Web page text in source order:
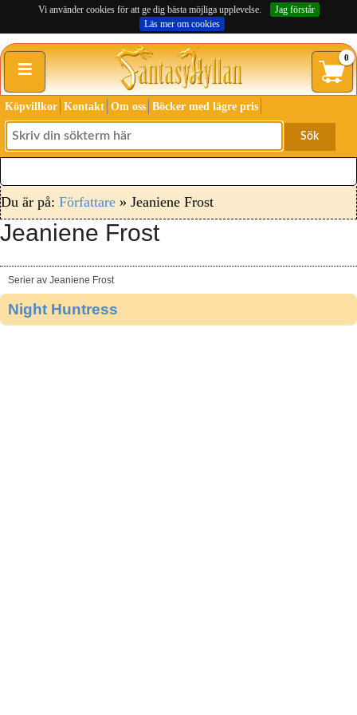
Vi använder cookies för att ge dig bästa möjliga upplevelse.
Jag förstår
Läs mer om cookies
≡ 0
Köpvillkor Kontakt Om oss Böcker med lägre pris
Sök
Du är på: Författare » Jeaniene Frost
Jeaniene Frost
Serier av Jeaniene Frost
Night Huntress